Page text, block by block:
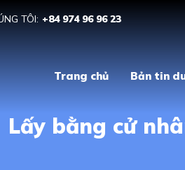
TÔI: +84 974 96 96 23
Trang chủ Bản tin
Lấy bằng cử